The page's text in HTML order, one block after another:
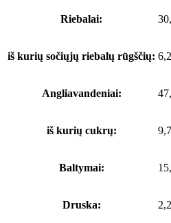
Riebalai:
iš kurių sočiųjų riebalų rūgščių:
Angliavandeniai:
iš kurių cukrų:
Baltymai:
Druska: